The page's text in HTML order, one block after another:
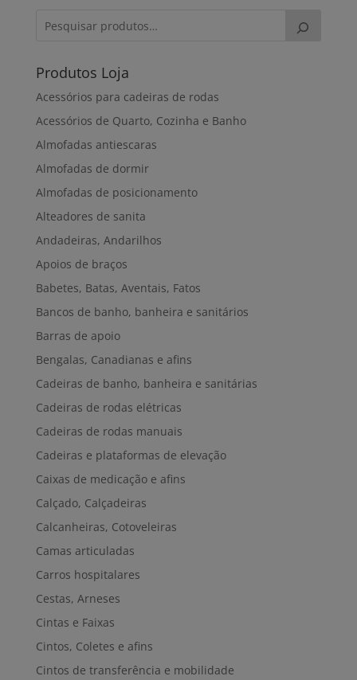
Produtos Loja
Acessórios para cadeiras de rodas
Acessórios de Quarto, Cozinha e Banho
Almofadas antiescaras
Almofadas de dormir
Almofadas de posicionamento
Alteadores de sanita
Andadeiras, Andarilhos
Apoios de braços
Babetes, Batas, Aventais, Fatos
Bancos de banho, banheira e sanitários
Barras de apoio
Bengalas, Canadianas e afins
Cadeiras de banho, banheira e sanitárias
Cadeiras de rodas elétricas
Cadeiras de rodas manuais
Cadeiras e plataformas de elevação
Caixas de medicação e afins
Calçado, Calçadeiras
Calcanheiras, Cotoveleiras
Camas articuladas
Carros hospitalares
Cestas, Arneses
Cintas e Faixas
Cintos, Coletes e afins
Cintos de transferência e mobilidade